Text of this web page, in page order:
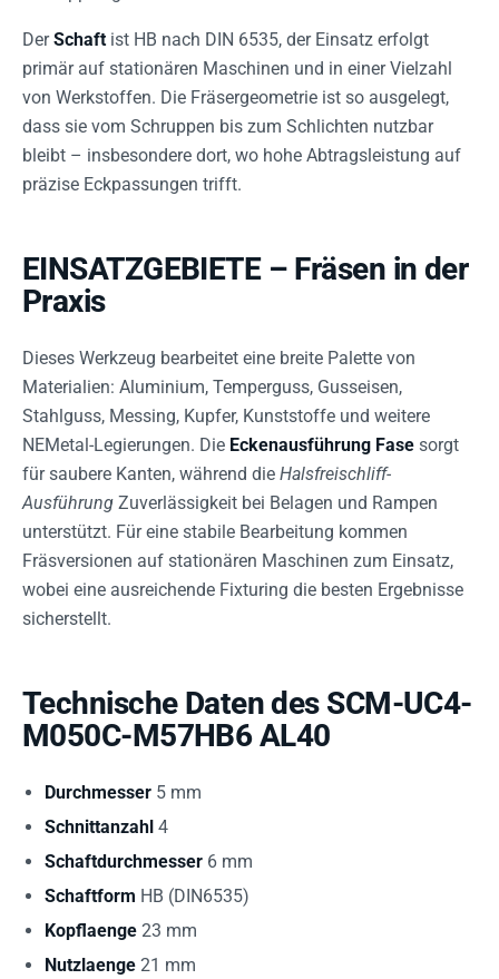
DerSchaft ist HB nach DIN 6535, der Einsatz erfolgt
primär auf stationären Maschinen und in einer Vielzahl
von Werkstoffen. Die Fräsergeometrie ist so ausgelegt,
dass sie vom Schruppen bis zum Schlichten nutzbar
bleibt – insbesondere dort, wo hohe Abtragsleistung auf
präzise Eckpassungen trifft.
EINSATZGEBIETE – Fräsen in der
Praxis
Dieses Werkzeug bearbeitet eine breite Palette von
Materialien: Aluminium, Temperguss, Gusseisen,
Stahlguss, Messing, Kupfer, Kunststoffe und weitere
NEMetal-Legierungen. Die Eckenausführung Fase sorgt
für saubere Kanten, während die Halsfreischliff-
Ausführung Zuverlässigkeit bei Belagen und Rampen
unterstützt. Für eine stabile Bearbeitung kommen
Fräsversionen auf stationären Maschinen zum Einsatz,
wobei eine ausreichende Fixturing die besten Ergebnisse
sicherstellt.
Technische Daten des SCM-UC4-
M050C-M57HB6 AL40
Durchmesser 5 mm
Schnittanzahl 4
Schaftdurchmesser 6 mm
Schaftform HB (DIN6535)
Kopflaenge 23 mm
Nutzlaenge 21 mm